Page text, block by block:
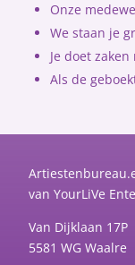
Onze
We staan je
Je doet
Als de
van YourLiVe
Van Dijklaan 17P
5581 WG Waalre